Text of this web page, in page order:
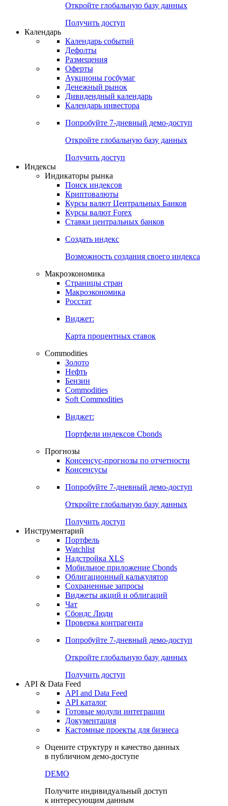
Откройте глобальную базу данных
Получить доступ
Календарь
Календарь событий
Дефолты
Размещения
Оферты
Аукционы госбумаг
Денежный рынок
Дивидендный календарь
Календарь инвестора
Попробуйте 7-дневный демо-доступ
Откройте глобальную базу данных
Получить доступ
Индексы
Индикаторы рынка
Поиск индексов
Криптовалюты
Курсы валют Центральных Банков
Курсы валют Forex
Ставки центральных банков
Создать индекс
Возможность создания своего индекса
Макроэкономика
Страницы стран
Макроэкономика
Росстат
Виджет:
Карта процентных ставок
Commodities
Золото
Нефть
Бензин
Commodities
Soft Commodities
Виджет:
Портфели индексов Cbonds
Прогнозы
Консенсус-прогнозы по отчетности
Консенсусы
Попробуйте 7-дневный демо-доступ
Откройте глобальную базу данных
Получить доступ
Инструментарий
Портфель
Watchlist
Надстройка XLS
Мобильное приложение Cbonds
Облигационный калькулятор
Сохраненные запросы
Виджеты акций и облигаций
Чат
Сбондс Люди
Проверка контрагента
Попробуйте 7-дневный демо-доступ
Откройте глобальную базу данных
Получить доступ
API & Data Feed
API and Data Feed
API каталог
Готовые модули интеграции
Документация
Кастомные проекты для бизнеса
Оцените структуру и качество данных
в публичном демо-доступе
DEMO
Получите индивидуальный доступ
к интересующим данным